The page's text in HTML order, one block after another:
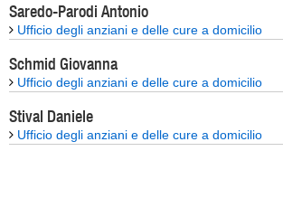
Saredo-Parodi Antonio
Ufficio degli anziani e delle cure a domicilio
Schmid Giovanna
Ufficio degli anziani e delle cure a domicilio
Stival Daniele
Ufficio degli anziani e delle cure a domicilio